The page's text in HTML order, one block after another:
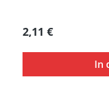
Regulärer Preis:
2,11 €
In